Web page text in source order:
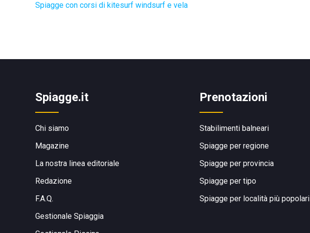
Spiagge con corsi di kitesurf windsurf e vela
Spiagge.it
Chi siamo
Magazine
La nostra linea editoriale
Redazione
F.A.Q.
Gestionale Spiaggia
Prenotazioni
Stabilimenti balneari
Spiagge per regione
Spiagge per provincia
Spiagge per tipo
Spiagge per località più popolari